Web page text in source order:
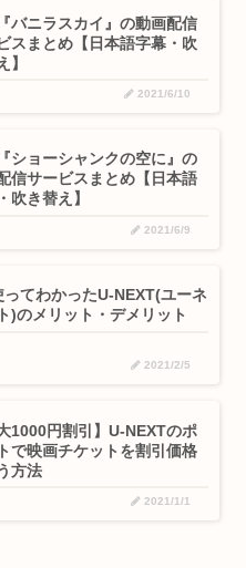
バニラスカイ』の動画配信
スまとめ【日本語字幕・吹
】
2021/6/10
ショーシャンクの空に』の
信サービスまとめ【日本語
吹き替え】
2021/6/9
ってわかったU-NEXT(ユーネ
)のメリット・デメリット
2021/2/5
大1000円割引】U-NEXTのポ
で映画チケットを割引価格
方法
2021/1/1